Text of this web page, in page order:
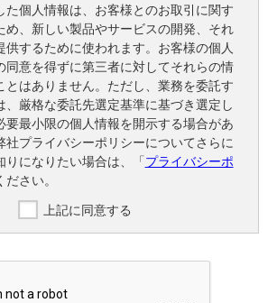
た個人情報は、お客様とのお取引に関す
め、新しい製品やサービスの開発、それ
供するために使われます。お客様の個人
同意を得ずに第三者に対してそれらの情
とはありません。ただし、業務を委託す
、厳格な委託先選定基準に基づき選定し
要最小限の個人情報を開示する場合があ
社プライバシーポリシーについてさらに
りになりたい場合は、「プライバシーポ
ださい。
上記に同意する